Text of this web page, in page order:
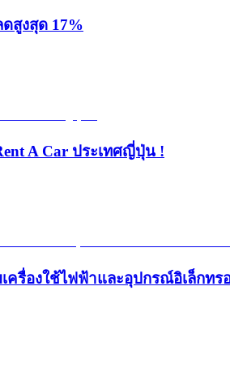
สูงสุด 17%
A Car ประเทศญี่ปุ่น !
ครื่องใช้ไฟฟ้าและอุปกรณ์อิเล็กท